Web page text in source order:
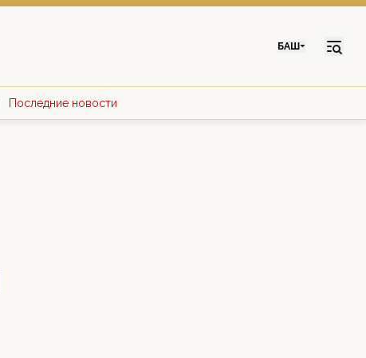
БАШ
Последние новости